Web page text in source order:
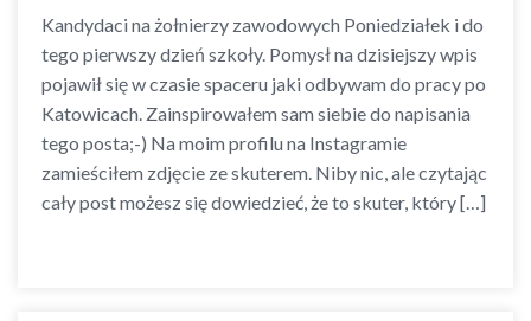
Kandydaci na żołnierzy zawodowych Poniedziałek i do
tego pierwszy dzień szkoły. Pomysł na dzisiejszy wpis
pojawił się w czasie spaceru jaki odbywam do pracy po
Katowicach. Zainspirowałem sam siebie do napisania
tego posta;-) Na moim profilu na Instagramie
zamieściłem zdjęcie ze skuterem. Niby nic, ale czytając
cały post możesz się dowiedzieć, że to skuter, który […]